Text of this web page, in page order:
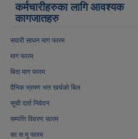
कर्मचारीहरुका लागि आवश्यक
कागजातहरु
सवारी साधन माग फारम
माग फारम
बिदा माग फारम
दैनिक भ्रमण भत्त खर्चको बिल
सूची दर्ता निवेदन
सम्पत्ति विवरण फारम
का.स.मु फारम